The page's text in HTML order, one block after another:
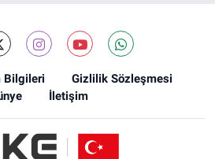
Bilgileri
Gizlilik Sözleşmesi
İletişim